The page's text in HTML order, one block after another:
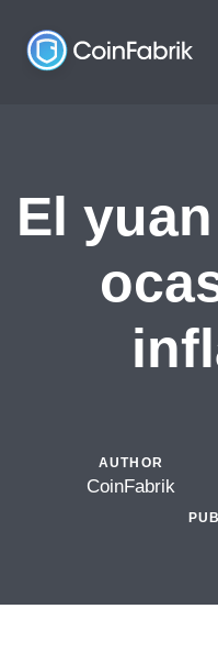
links
to
El
AUTHOR
CoinFabrik